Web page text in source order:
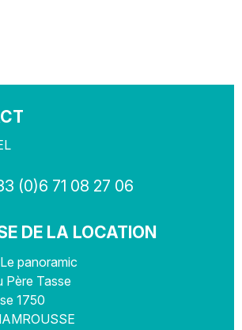
(0)6 71 08 27 06
DE LA LOCATION
panoramic
Père Tasse
1750